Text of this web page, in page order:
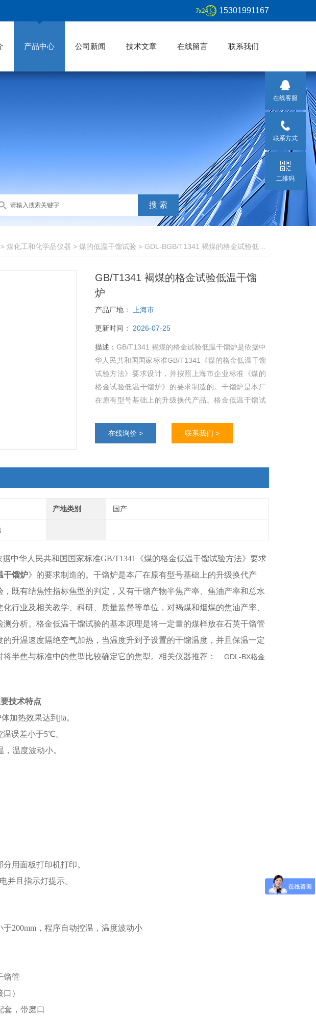
15301991167
产品中心 公司新闻 技术文章 在线留言 联系我们
> 煤化工和化学品仪器 > 煤的低温干馏试验 > GDL-BGB/T1341 褐煤的格金试验低温干馏炉
GB/T1341 褐煤的格金试验低温干馏
炉
产品厂地： 上海市
更新时间： 2026-07-25
描述： GB/T1341 褐煤的格金试验低温干馏炉是依据中
华人民共和国国家标准GB/T1341《煤的格金低温干馏
试验方法》要求设计，并按照上海市企业标准《煤的
格金试验低温干馏炉》的要求制造的。干馏炉是本厂
在原有型号基础上的升级换代产品。格金低温干馏试
在线询价 > 联系我们 >
产地类别 国产
据中华人民共和国国家标准GB/T1341《煤的格金低温干馏试验方法》要求
干馏炉》的要求制造的。干馏炉是本厂在原有型号基础上的升级换代产
既有结焦性指标焦型的判定，又有干馏产物半焦产率、焦油产率和总水
行业及相关教学、科研、质量监督等单位，对褐煤和烟煤的焦油产率、
分析。格金低温干馏试验的基本原理是将一定量的煤样放在石英干馏管
升温速度隔绝空气加热，当温度升到予设置的干馏温度，并且保温一定
半焦与标准中的焦型比较确定它的焦型。相关仪器推荐： GDL-BX格金
技术特点
加热效果达到jia。
误差小于5℃。
温度波动小。
用面板打印机打印。
并且指示灯提示。
200mm，程序自动控温，温度波动小
馏管
）
套，带磨口
在线客服
联系方式
二维码